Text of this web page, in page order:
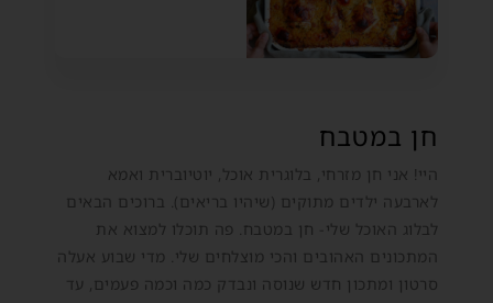
חן במטבח
היי! אני חן מזרחי, בלוגרית אוכל, יוטיוברית ואמא
לארבעה ילדים מתוקים (שיהיו בריאים). ברוכים הבאים
לבלוג האוכל שלי- חן במטבח. פה תוכלו למצוא את
המתכונים האהובים והכי מוצלחים שלי. מדי שבוע אעלה
סרטון ומתכון חדש שנוסה ונבדק כמה וכמה פעמים, עד